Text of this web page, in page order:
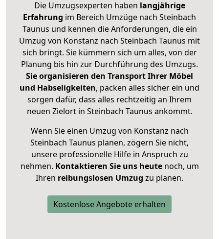
Die Umzugsexperten haben langjährige
Erfahrung im Bereich Umzüge nach Steinbach
Taunus und kennen die Anforderungen, die ein
Umzug von Konstanz nach Steinbach Taunus mit
sich bringt. Sie kümmern sich um alles, von der
Planung bis hin zur Durchführung des Umzugs.
Sie organisieren den Transport Ihrer Möbel
und Habseligkeiten, packen alles sicher ein und
sorgen dafür, dass alles rechtzeitig an Ihrem
neuen Zielort in Steinbach Taunus ankommt.
Wenn Sie einen Umzug von Konstanz nach
Steinbach Taunus planen, zögern Sie nicht,
unsere professionelle Hilfe in Anspruch zu
nehmen. Kontaktieren Sie uns heutenoch, um
Ihren reibungslosen Umzug zu planen.
Kostenlose Angebote erhalten